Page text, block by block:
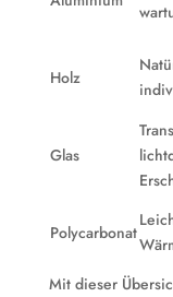
Holz
Glas
Polycarbonat
Mit dieser